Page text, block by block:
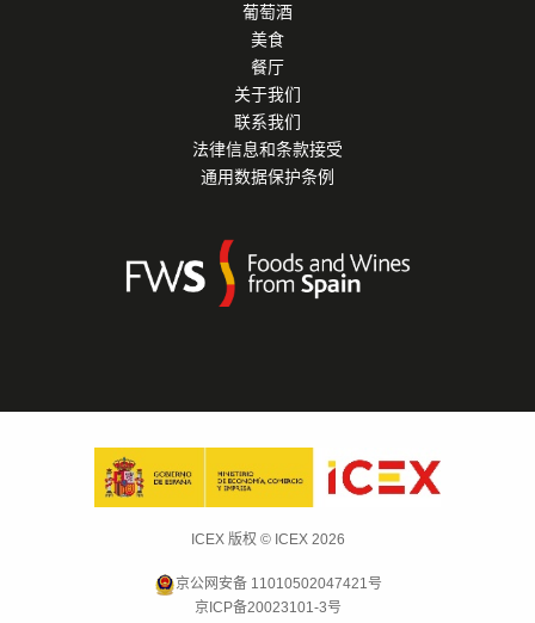
葡萄酒
美食
餐厅
关于我们
联系我们
法律信息和条款接受
通用数据保护条例
ICEX 版权 © ICEX 2026
京公网安备 11010502047421号
京ICP备20023101-3号